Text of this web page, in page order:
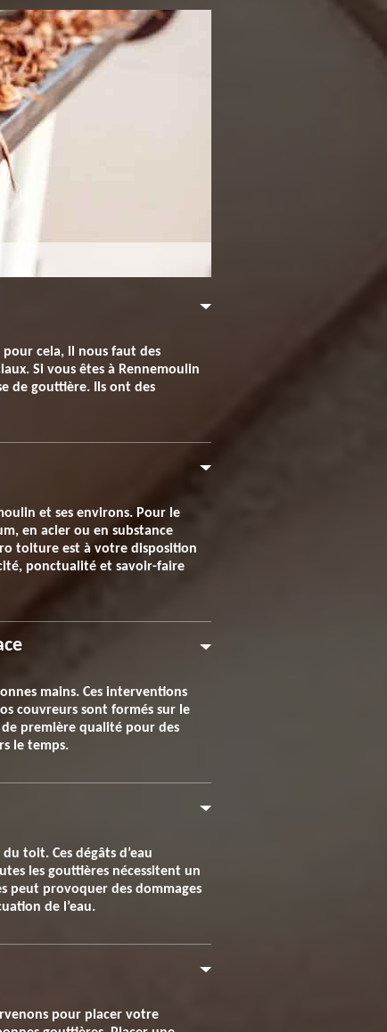
cela, il nous faut des
Si vous êtes à Rennemoulin
de gouttière. Ils ont des
et ses environs. Pour le
en acier ou en substance
toiture est à votre disposition
ponctualité et savoir-faire
mains. Ces interventions
couvreurs sont formés sur le
première qualité pour des
le temps.
toit. Ces dégâts d’eau
les gouttières nécessitent un
peut provoquer des dommages
de l’eau.
pour placer votre